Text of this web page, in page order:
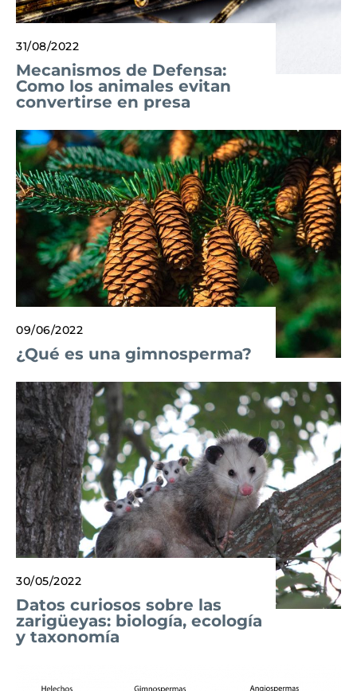
31/08/2022
Mecanismos de Defensa:
Como los animales evitan
convertirse en presa
09/06/2022
¿Qué es una gimnosperma?
30/05/2022
Datos curiosos sobre las
zarigüeyas: biología, ecología
y taxonomía